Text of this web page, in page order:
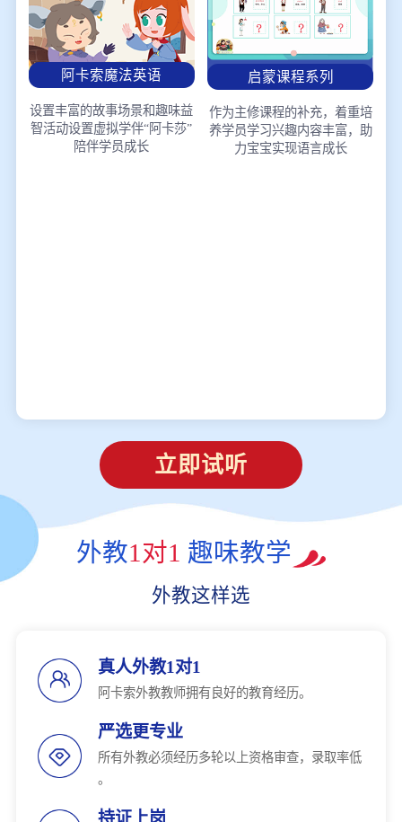
阿卡索魔法英语
设置丰富的故事场景和趣味益
智活动设置虚拟学伴“阿卡莎”
陪伴学员成长
启蒙课程系列
作为主修课程的补充，着重培
养学员学习兴趣内容丰富，助
力宝宝实现语言成长
立即试听
外教1对1 趣味教学
外教这样选
真人外教1对1
阿卡索外教教师拥有良好的教育经历。
严选更专业
所有外教必须经历多轮以上资格审查，录取率低
。
持证上岗